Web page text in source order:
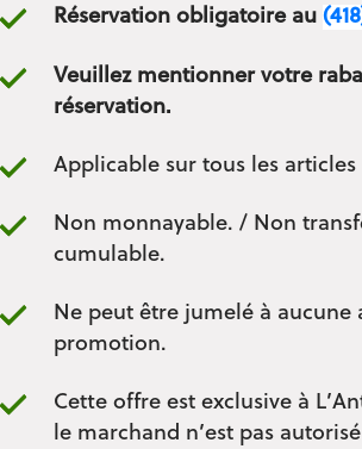
Réservation obligatoire au
Veuillez mentionner votre
réservation.
Applicable sur tous les
Non monnayable. / Non
cumulable.
Ne peut être jumelé à aucune
promotion.
Cette offre est exclusive à
le marchand n’est pas